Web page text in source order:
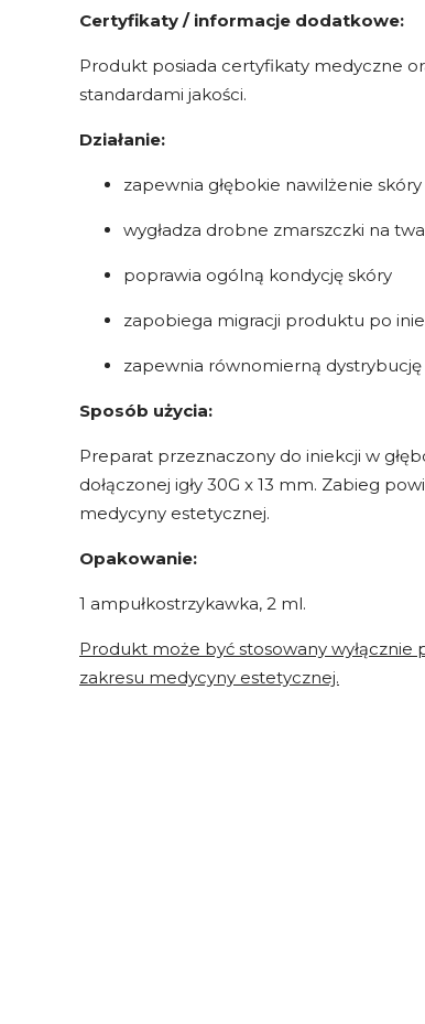
Certyfikaty / informacje dodatkowe:
Produkt posiada certyfikaty medyczne
standardami jakości.
Działanie:
zapewnia głębokie nawilżenie skóry
wygładza drobne zmarszczki na
poprawia ogólną kondycję skóry
zapobiega migracji produktu po
zapewnia równomierną
Sposób użycia:
Preparat przeznaczony do iniekcji w
dołączonej igły 30G x 13 mm. Zabieg
medycyny estetycznej.
Opakowanie:
1 ampułkostrzykawka, 2 ml.
Produkt może być stosowany
zakresu medycyny estetycznej.